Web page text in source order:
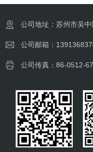
公司地址：苏州市吴
公司邮箱：
公司传真：86-0512-